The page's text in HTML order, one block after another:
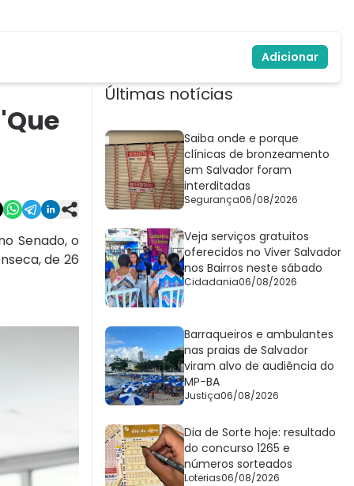
Adicionar
Senado, o
de 26
Últimas notícias
Saiba onde e porque
clínicas de bronzeamento
em Salvador foram
interditadas
Segurança06/08/2026
Veja serviços gratuitos
oferecidos no Viver Salvador
nos Bairros neste sábado
Cidadania06/08/2026
Barraqueiros e ambulantes
nas praias de Salvador
viram alvo de audiência do
MP-BA
Justiça06/08/2026
Dia de Sorte hoje: resultado
do concurso 1265 e
números sorteados
Loterias06/08/2026